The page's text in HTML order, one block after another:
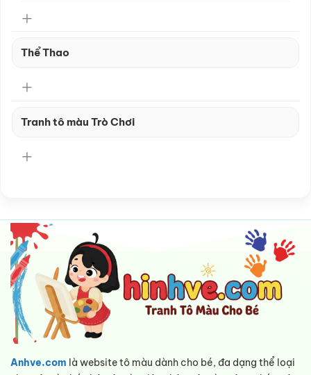
Thể Thao
Tranh tô màu Trò Chơi
Anhve.com là website tô màu dành cho bé, đa dạng thể loại